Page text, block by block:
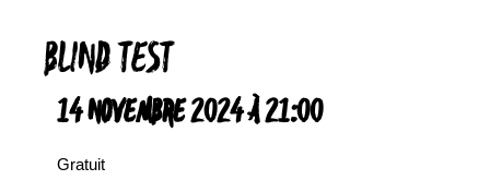
BLIND TEST
14 NOVEMBRE 2024 À 21:00
Gratuit